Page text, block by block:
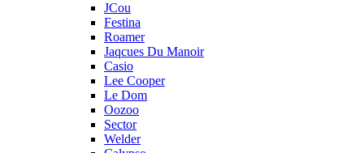
JCou
Festina
Roamer
Jaqcues Du Manoir
Casio
Lee Cooper
Le Dom
Oozoo
Sector
Welder